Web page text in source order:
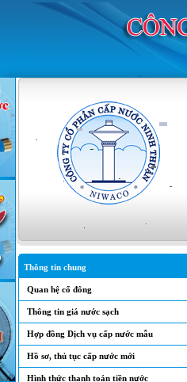
Thông tin chung
Quan hệ cổ đông
Thông tin giá nước sạch
Hợp đồng Dịch vụ cấp nước mẫu
Hồ sơ, thủ tục cấp nước mới
Hình thức thanh toán tiền nước